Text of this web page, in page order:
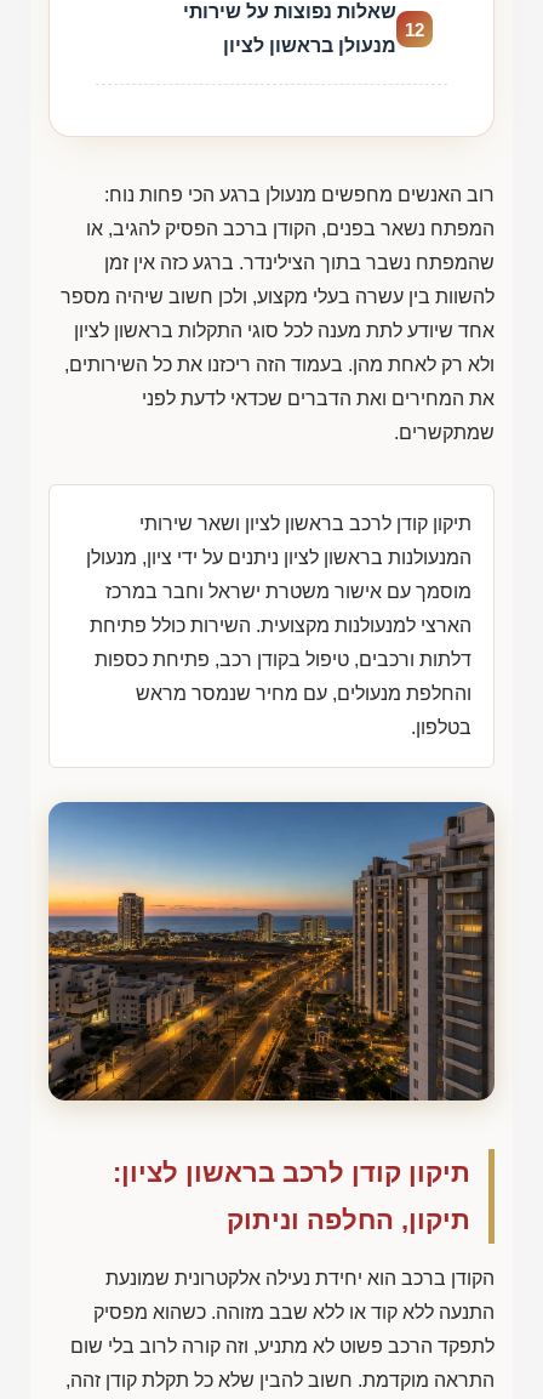
12
שאלות נפוצות על שירותי
מנעולן בראשון לציון
רוב האנשים מחפשים מנעולן ברגע הכי פחות נוח:
המפתח נשאר בפנים, הקודן ברכב הפסיק להגיב, או
שהמפתח נשבר בתוך הצילינדר. ברגע כזה אין זמן
להשוות בין עשרה בעלי מקצוע, ולכן חשוב שיהיה מספר
אחד שיודע לתת מענה לכל סוגי התקלות בראשון לציון
ולא רק לאחת מהן. בעמוד הזה ריכזנו את כל השירותים,
את המחירים ואת הדברים שכדאי לדעת לפני
שמתקשרים.
תיקון קודן לרכב בראשון לציון ושאר שירותי
המנעולנות בראשון לציון ניתנים על ידי ציון, מנעולן
מוסמך עם אישור משטרת ישראל וחבר במרכז
הארצי למנעולנות מקצועית. השירות כולל פתיחת
דלתות ורכבים, טיפול בקודן רכב, פתיחת כספות
והחלפת מנעולים, עם מחיר שנמסר מראש
בטלפון.
תיקון קודן לרכב בראשון לציון:
תיקון, החלפה וניתוק
הקודן ברכב הוא יחידת נעילה אלקטרונית שמונעת
התנעה ללא קוד או ללא שבב מזוהה. כשהוא מפסיק
לתפקד הרכב פשוט לא מתניע, וזה קורה לרוב בלי שום
התראה מוקדמת. חשוב להבין שלא כל תקלת קודן זהה,